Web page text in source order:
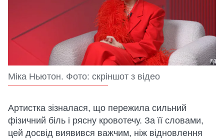
Міка Ньютон. Фото: скріншот з відео
Артистка зізналася, що пережила сильний
фізичний біль і рясну кровотечу. За її словами,
цей досвід виявився важчим, ніж відновлення